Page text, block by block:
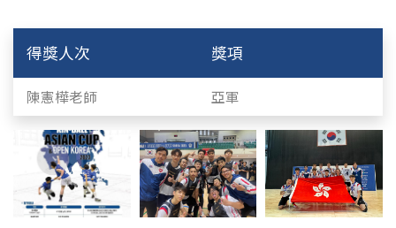
得獎人次 獎項
陳憲樺老師 亞軍